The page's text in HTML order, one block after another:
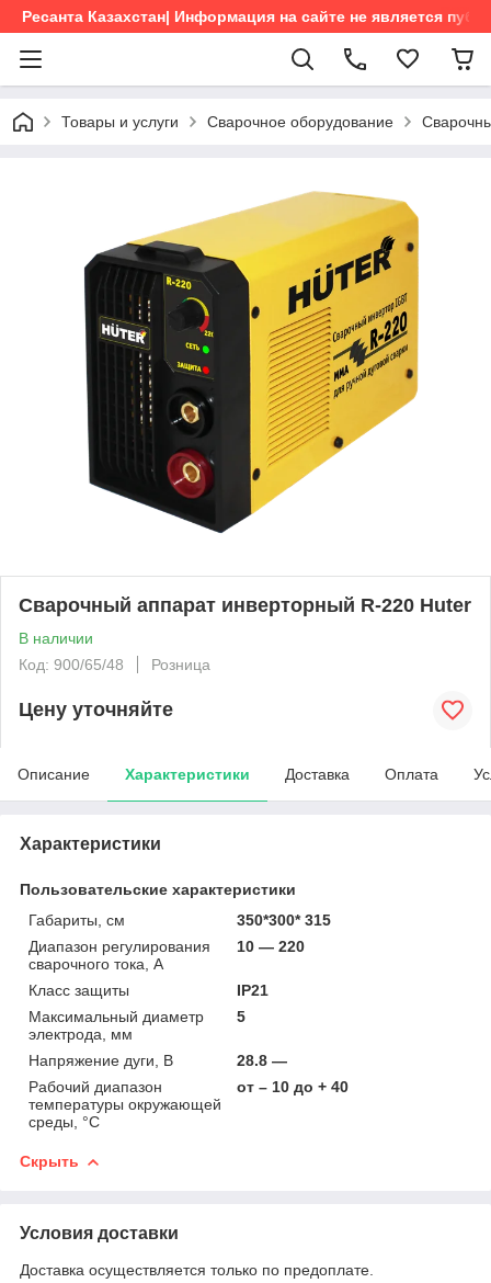
Ресанта Казахстан| Информация на сайте не является
Товары и услуги Сварочное оборудование
Сварочный аппарат инверторный R-220 Huter
В наличии
Код: 900/65/48
Розница
Цену уточняйте
Описание Характеристики Доставка Оплата
Характеристики
Пользовательские характеристики
Габариты, см
350*300* 315
Диапазон регулирования
сварочного тока, А
10 — 220
Класс защиты
IP21
Максимальный диаметр
электрода, мм
5
Напряжение дуги, В
28.8 —
Рабочий диапазон
температуры окружающей
среды, °C
от – 10 до + 40
Скрыть
Условия доставки
Доставка осуществляется только по предоплате.